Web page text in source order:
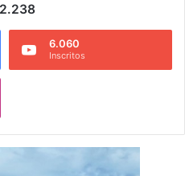
6.060
Inscritos